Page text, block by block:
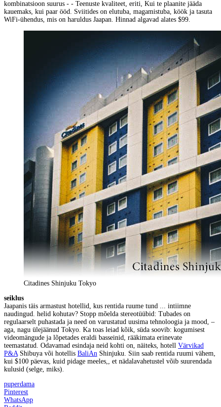
kombinatsioon suurus - - Teenuste kvaliteet, eriti, Kui te plaanite jääda
kauemaks, kui paar ööd. Sviitides on elutuba, magamistuba, köök ja tasuta
WiFi-ühendus, mis on haruldus Jaapan. Hinnad algavad alates $99.
Citadines Shinjuku Tokyo
seiklus
Jaapanis täis armastust hotellid, kus rentida ruume tund ... intiimne
naudingud. helid kohutav? Stopp mõelda stereotüübid: Tubades on
regulaarselt puhastada ja need on varustatud uusima tehnoloogia ja mood, –
aga, nagu ülejäänud Tokyo. Ka toas leiad kõik, süda soovib: kogumisest
videomängude ja lõpetades eraldi basseinid, rääkimata erinevate
teemastatud. Odavamad esindaja neid kohti on, näiteks, hotell Värvikad
P&A Shibuya või hotellis BaliAn Shinjuku. Siin saab rentida ruumi vähem,
kui $100 päevas, kuid pidage meeles,, et nädalavahetustel võib suurendada
kulusid (selge, miks).
puperdama
Pinterest
WhatsApp